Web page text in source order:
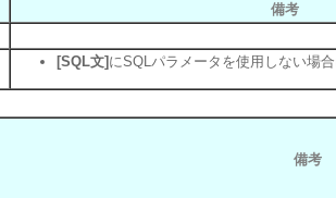
備考
[SQL文] にSQLパラメータを使用しない場
備考